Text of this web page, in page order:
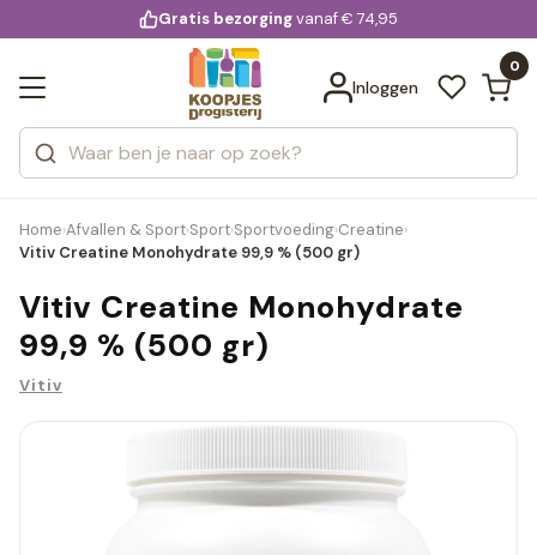
voor 20:00 uur besteld
Gratis bezorgingvanaf € 74,95
Inloggen
0
Zoeken
Categorieën
Merken
Bekijk alle resultaten
Home›Afvallen & Sport›Sport›Sportvoeding›Creatine›
Vitiv Creatine Monohydrate 99,9 % (500 gr)
Vitiv Creatine Monohydrate
99,9 % (500 gr)
Vitiv